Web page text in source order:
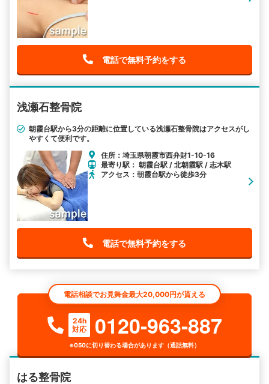
電話で無料予約をする
浅瀬石整骨院
朝霞台駅から3分の距離に位置している浅瀬石整骨院はアクセスがし
やすくて便利です。
住所：埼玉県朝霞市西弁財1-10-16
最寄り駅： 朝霞台駅 / 北朝霞駅 / 志木駅
アクセス：朝霞台駅から徒歩3分
電話で無料予約をする
電話相談でお見舞金最大20,000円が貰える
24h
対応
0120-963-887
※050に切り替わる場合があります（通話無料）
はる整骨院